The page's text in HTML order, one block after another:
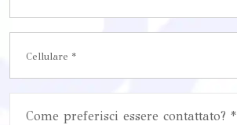
Come preferisci essere contattato? *